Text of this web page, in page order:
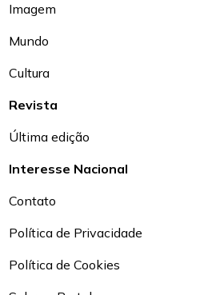
Imagem
Mundo
Cultura
Revista
Última edição
Interesse Nacional
Contato
Política de Privacidade
Política de Cookies